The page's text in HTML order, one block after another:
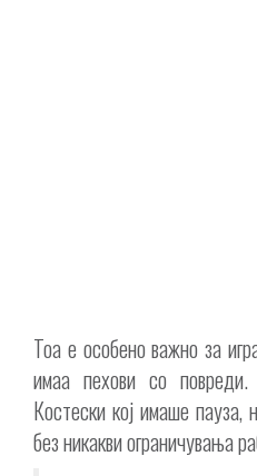
Тоа е особено важно за
имаа пехови со
Костески кој имаше пауза,
без никакви ограничувања